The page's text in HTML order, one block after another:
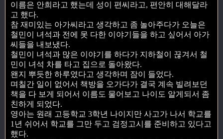
이름은 안희라고 했는데 성이 편씨라고, 편안히 대해달라
고 했다.
참 재미있는 아가씨라고 생각하고 좀 놀아주다가 오늘은
철민이 녀석과 전에 못 다한 이야기들을 하고 싶어서 아가
씨들을 내보냈다.
철민이 녀석과 많은 이야기를 하다가 지하철이 끊겨서 철
민이 녀석 차를 타고 집으로 돌아왔다.
왠지 뿌듯한 하루였다고 생각하며 잠이 들었다.
며칠간 일이 없어서 책방을 오가다가 결국 계속 빌려보던
책을 다 보게 되어서 이름도 물어보고 나이도 알게되서 좀
친하게 되었다.
영아는 원래 고등학교 3학년 나이지만 사고가 나서 학교를
1년 쉬어서 학교를 그만 두고 검정고시를 준비하고 있다고
했다.